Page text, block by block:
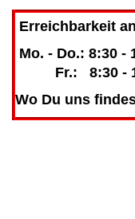
Erreichbarkeit
Mo. - Do.: 8:30 -
Fr.: 8:30 -
Wo Du uns